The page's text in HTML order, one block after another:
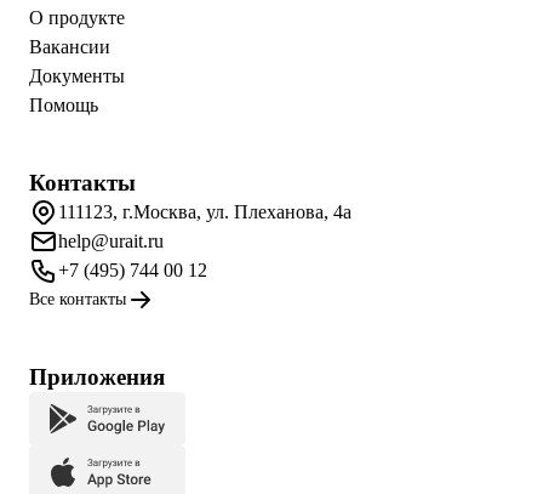
О продукте
Вакансии
Документы
Помощь
Контакты
111123, г.Москва, ул. Плеханова, 4а
help@urait.ru
+7 (495) 744 00 12
Все контакты
Приложения